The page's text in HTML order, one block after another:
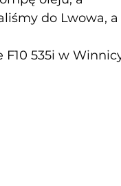
do Lwowa, a
F10 535i w